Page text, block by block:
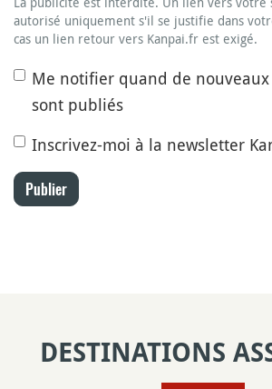
autorisé uniquement s'il se justifie dans
cas un lien retour vers Kanpai.fr est exigé.
Me notifier quand de
sont publiés
Inscrivez-moi à la newsletter
Publier
DESTINATIONS